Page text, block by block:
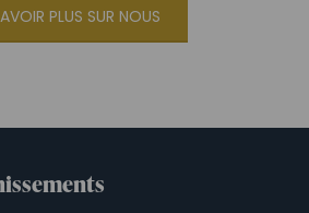
PLUS SUR NOUS